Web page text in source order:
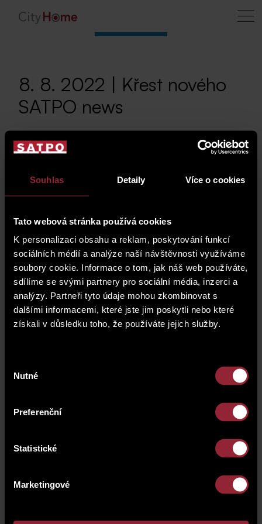
Souhlas Detaily Více o cookies
Tato webová stránka používá cookies
K personalizaci obsahu a reklam, poskytování funkcí
sociálních médií a analýze naší návštěvnosti využíváme
soubory cookie. Informace o tom, jak náš web používáte,
sdílíme se svými partnery pro sociální média, inzerci a
analýzy. Partneři tyto údaje mohou zkombinovat s
dalšími informacemi, které jste jim poskytli nebo které
získali v důsledku toho, že používáte jejich služby.
souhlasu
Nutné
Preferenční
Statistické
Marketingové
8. 8. 2022 | Křest nového
SATPO news
nového SATPO
novinky a události za
několik měsíců naší
skupiny SATPO.
Desáté výročí je významné nejen svým jubilejním
číslem, ale i tím, že je poprvé vydané jménem
společnosti SATPO management s prezentací
projektů SATPO a
City Home. SATPO news se
vydává od roku 2016. Distribuce jde na naše klienty,
Podívejte se také na krátké
video na Instagramu